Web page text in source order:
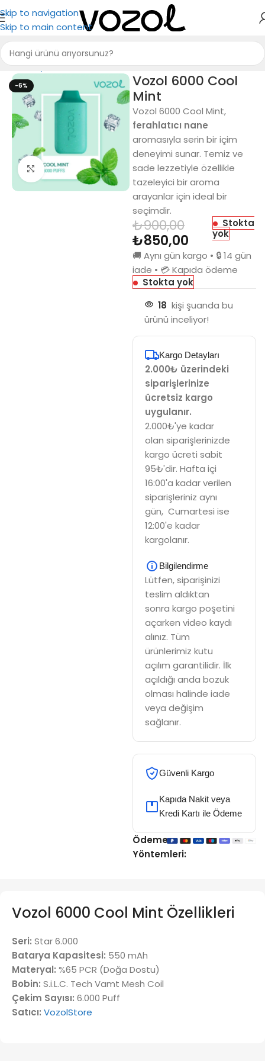
Skip to navigation
Skip to main content
Ana Sayfa Vozol 6000
-6%
Büyütmek için tıkla
Vozol 6000 Cool
Mint
Vozol 6000 Cool Mint,
ferahlatıcı nane
aromasıyla serin bir içim
deneyimi sunar. Temiz ve
sade lezzetiyle özellikle
tazeleyici bir aroma
arayanlar için ideal bir
seçimdir.
₺900,00
₺850,00
Stokta
yok
🚚 Aynı gün kargo • 🔒 14 gün
iade • 💳 Kapıda ödeme
Stokta yok
18 kişi şuanda bu
ürünü inceliyor!
Kargo Detayları
2.000₺ üzerindeki
siparişlerinize
ücretsiz kargo
uygulanır.
2.000₺'ye kadar
olan siparişlerinizde
kargo ücreti sabit
95₺'dir. Hafta içi
16:00'a kadar verilen
siparişleriniz aynı
gün, Cumartesi ise
12:00'e kadar
kargolanır.
Bilgilendirme
Lütfen, siparişinizi
teslim aldıktan
sonra kargo poşetini
açarken video kaydı
alınız. Tüm
ürünlerimiz kutu
açılım garantilidir. İlk
açıldığı anda bozuk
olması halinde iade
veya değişim
sağlanır.
Güvenli Kargo
Kapıda Nakit veya
Kredi Kartı ile Ödeme
Ödeme
Yöntemleri:
Vozol 6000 Cool Mint Özellikleri
Seri: Star 6.000
Batarya Kapasitesi: 550 mAh
Materyal: %65 PCR (Doğa Dostu)
Bobin: S.i.L.C. Tech Vamt Mesh Coil
Çekim Sayısı: 6.000 Puff
Satıcı: VozolStore